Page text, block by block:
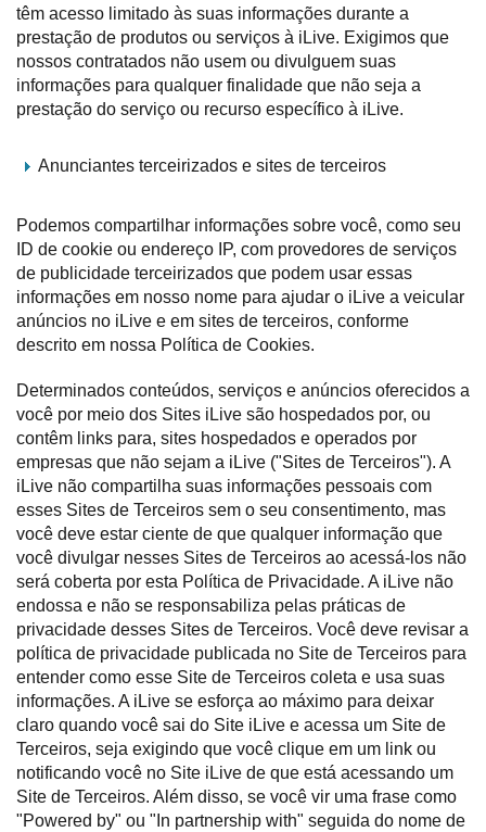
têm acesso limitado às suas informações durante a
prestação de produtos ou serviços à iLive. Exigimos que
nossos contratados não usem ou divulguem suas
informações para qualquer finalidade que não seja a
prestação do serviço ou recurso específico à iLive.
Anunciantes terceirizados e sites de terceiros
Podemos compartilhar informações sobre você, como seu
ID de cookie ou endereço IP, com provedores de serviços
de publicidade terceirizados que podem usar essas
informações em nosso nome para ajudar o iLive a veicular
anúncios no iLive e em sites de terceiros, conforme
descrito em nossa Política de Cookies.
Determinados conteúdos, serviços e anúncios oferecidos a
você por meio dos Sites iLive são hospedados por, ou
contêm links para, sites hospedados e operados por
empresas que não sejam a iLive ("Sites de Terceiros"). A
iLive não compartilha suas informações pessoais com
esses Sites de Terceiros sem o seu consentimento, mas
você deve estar ciente de que qualquer informação que
você divulgar nesses Sites de Terceiros ao acessá-los não
será coberta por esta Política de Privacidade. A iLive não
endossa e não se responsabiliza pelas práticas de
privacidade desses Sites de Terceiros. Você deve revisar a
política de privacidade publicada no Site de Terceiros para
entender como esse Site de Terceiros coleta e usa suas
informações. A iLive se esforça ao máximo para deixar
claro quando você sai do Site iLive e acessa um Site de
Terceiros, seja exigindo que você clique em um link ou
notificando você no Site iLive de que está acessando um
Site de Terceiros. Além disso, se você vir uma frase como
"Powered by" ou "In partnership with" seguida do nome de